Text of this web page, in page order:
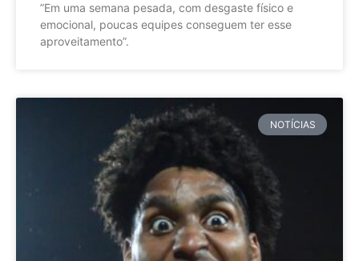
”Em uma semana pesada, com desgaste físico e
emocional, poucas equipes conseguem ter esse
aproveitamento”.
NOTÍCIAS